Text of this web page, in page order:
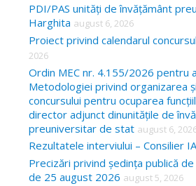
c
h
f
o
r
PDI/PAS unități de învățământ
Harghita august 6, 2026
Proiect privind calendarul
2026
Ordin MEC nr. 4.155/2026 pentru
Metodologiei privind organizarea
concursului pentru ocuparea
director adjunct dinunitățile de
preuniversitar de stat august 6,
Rezultatele interviului – Consilier
Precizări privind ședința publică
de 25 august 2026 august 5, 2026